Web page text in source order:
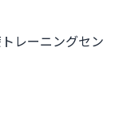
レーニングセン